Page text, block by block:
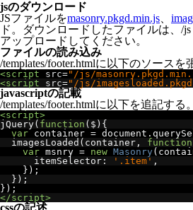
jsのダウンロード
JSファイルをmasonry.pkgd.min.js
ド。ダウンロードしたファイルは、/
アップロードしてください。
ファイルの読み込み
/templates/footer.htmlに以下のソースを
<script src="/js/
<script
src="/js/
javascriptの記載
/templates/footer.htmlに以下を追記する。
<script>
jQuery( function ( $ ){
var container = document .
  imagesLoaded
( container , function
var msnry = new Masonry (
      itemSelector
: '.item' ,
});
});
});
</script>
cssの記述